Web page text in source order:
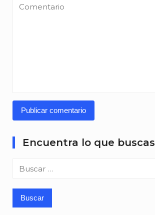
Encuentra lo que buscas
Buscar: